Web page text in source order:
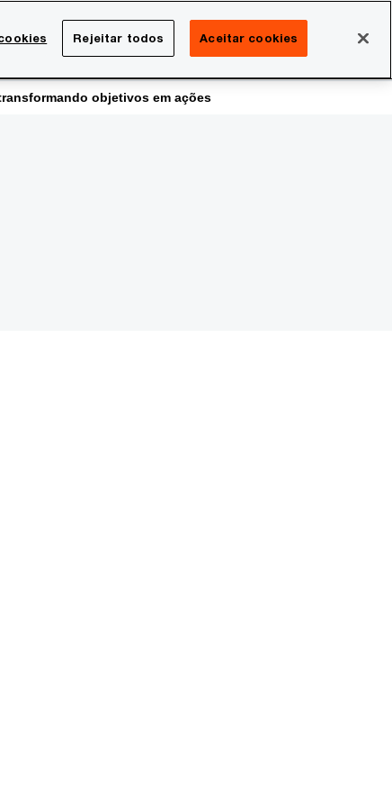
Sala de imprensa
objetivos em ações
Rejeitar todos Aceitar cookies